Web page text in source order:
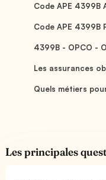
Code APE
Code APE 4399B
4399B - OPCO -
Les assurances
Quels métiers
Les principales